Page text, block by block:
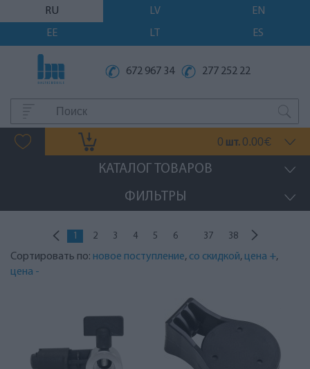
RU LV
EN
EE
LT ES
672 967 34 277 252 22
0 шт. 0.00€
КАТАЛОГ ТОВАРОВ
ФИЛЬТРЫ
1 2 3 4 5 6 37 38
Сортировать по: новое поступление, со скидкой, цена +,
цена -